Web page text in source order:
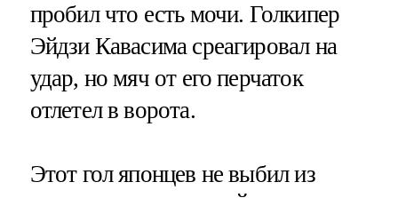
пробил что есть мочи. Голкипер
Эйдзи Кавасима среагировал на
удар, но мяч от его перчаток
отлетел в ворота.
Этот гол японцев не выбил из